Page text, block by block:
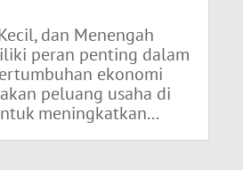
dan Menengah
peran penting dalam
ekonomi
peluang usaha di
meningkatkan...